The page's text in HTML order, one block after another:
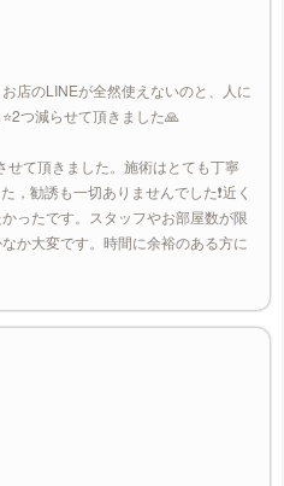
店のLINEが全然使えないのと、人に
つ減らせて頂きました🙏
て頂きました。施術はとても丁寧
，勧誘も一切ありませんでした❗️近く
ったです。スタッフやお部屋数が限
か大変です。時間に余裕のある方に